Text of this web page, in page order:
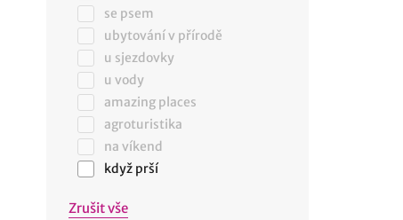
se psem
ubytování v přírodě
u sjezdovky
u vody
amazing places
agroturistika
na víkend
když prší
Zrušit vše